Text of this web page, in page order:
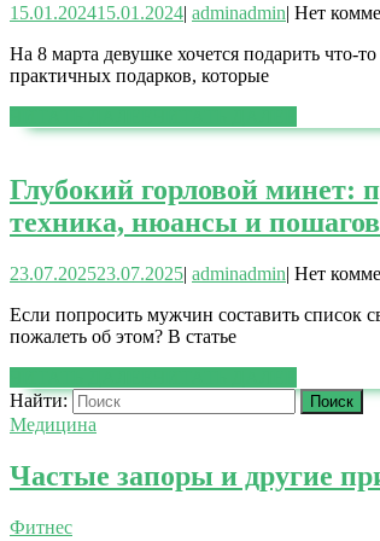
15.01.202415.01.2024| adminadmin| Нет
На 8 марта девушке хочется подарить что-
практичных подарков, которые
Глубокий горловой минет:
техника, нюансы и
23.07.202523.07.2025| adminadmin| Нет
Если попросить мужчин составить список
пожалеть об этом? В статье
Найти:
Медицина
Частые запоры и другие
Фитнес